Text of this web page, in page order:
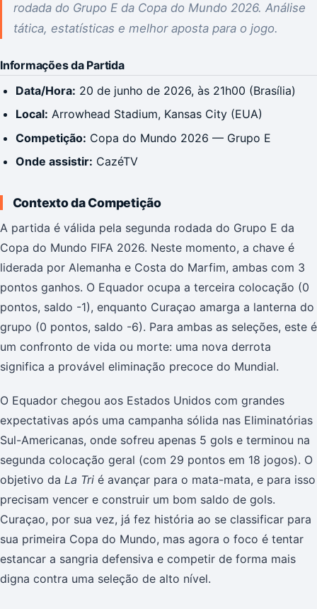
rodada do Grupo E da Copa do Mundo 2026. Análise
tática, estatísticas e melhor aposta para o jogo.
Informações da Partida
Data/Hora: 20 de junho de 2026, às 21h00 (Brasília)
Local: Arrowhead Stadium, Kansas City (EUA)
Competição: Copa do Mundo 2026 — Grupo E
Onde assistir: CazéTV
Contexto da Competição
A partida é válida pela segunda rodada do Grupo E da
Copa do Mundo FIFA 2026. Neste momento, a chave é
liderada por Alemanha e Costa do Marfim, ambas com 3
pontos ganhos. O Equador ocupa a terceira colocação (0
pontos, saldo -1), enquanto Curaçao amarga a lanterna do
grupo (0 pontos, saldo -6). Para ambas as seleções, este é
um confronto de vida ou morte: uma nova derrota
significa a provável eliminação precoce do Mundial.
O Equador chegou aos Estados Unidos com grandes
expectativas após uma campanha sólida nas Eliminatórias
Sul-Americanas, onde sofreu apenas 5 gols e terminou na
segunda colocação geral (com 29 pontos em 18 jogos). O
objetivo da La Tri é avançar para o mata-mata, e para isso
precisam vencer e construir um bom saldo de gols.
Curaçao, por sua vez, já fez história ao se classificar para
sua primeira Copa do Mundo, mas agora o foco é tentar
estancar a sangria defensiva e competir de forma mais
digna contra uma seleção de alto nível.